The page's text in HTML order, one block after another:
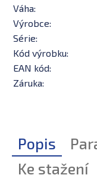
Váha:
Výrobce:
Série:
Kód výrobku:
EAN kód:
Záruka:
Popis
Ke stažení